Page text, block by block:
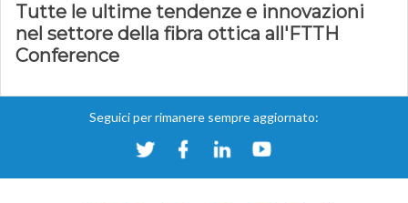
Tutte le ultime tendenze e innovazioni
nel settore della fibra ottica all'FTTH
Conference
Seguici per rimanere sempre aggiornato: